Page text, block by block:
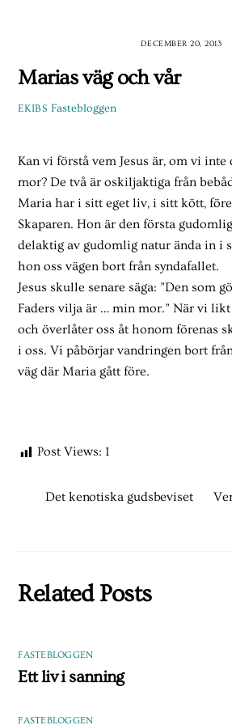
DECEMBER 20, 2013
Marias väg och vår
EKIBS Fastebloggen
Kan vi förstå vem Jesus är, om vi inte
mor? De två är oskiljaktiga från
Maria har i sitt eget liv, i sitt kött,
Skaparen. Hon är den första
del­aktig av gudomlig natur ända in i
hon oss vägen bort från syndafallet.
Jesus skulle senare säga: ”Den som
Faders vilja är … min mor.” När vi
och överlåter oss åt honom förenas
i oss. Vi påbörjar vandringen bort
väg där Maria gått före.
Post Views: 1
Det kenotiska gudsbeviset
Related Posts
FASTEBLOGGEN
Ett liv i sanning
FASTEBLOGGEN